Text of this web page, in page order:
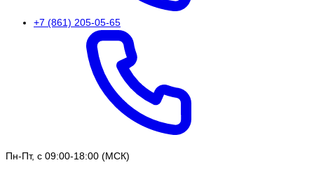
+7 (861) 205-05-65
Пн-Пт, с 09:00-18:00 (МСК)